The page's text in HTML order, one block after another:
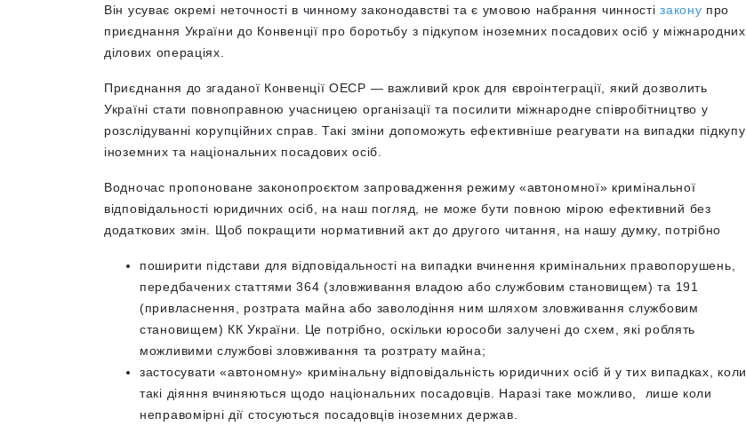
Він усуває окремі неточності в чинному законодавстві та є умовою набрання чинностізакону про
приєднання України до Конвенції про боротьбу з підкупом іноземних посадових осіб у міжнародних
ділових операціях.
Приєднання до згаданої Конвенції ОЕСР — важливий крок для євроінтеграції, який дозволить
Україні стати повноправною учасницею організації та посилити міжнародне співробітництво у
розслідуванні корупційних справ. Такі зміни допоможуть ефективніше реагувати на випадки підкупу
іноземних та національних посадових осіб.
Водночас пропоноване законопроєктом запровадження режиму «автономної» кримінальної
відповідальності юридичних осіб, на наш погляд, не може бути повною мірою ефективний без
додаткових змін. Щоб покращити нормативний акт до другого читання, на нашу думку, потрібно
поширити підстави для відповідальності на випадки вчинення кримінальних правопорушень,
передбачених статтями 364 (зловживання владою або службовим становищем) та 191
(привласнення, розтрата майна або заволодіння ним шляхом зловживання службовим
становищем) КК України. Це потрібно, оскільки юрособи залучені до схем, які роблять
можливими службові зловживання та розтрату майна;
застосувати «автономну» кримінальну відповідальність юридичних осіб й у тих випадках, коли
такі діяння вчиняються щодо національних посадовців. Наразі таке можливо, лише коли
неправомірні дії стосуються посадовців іноземних держав.